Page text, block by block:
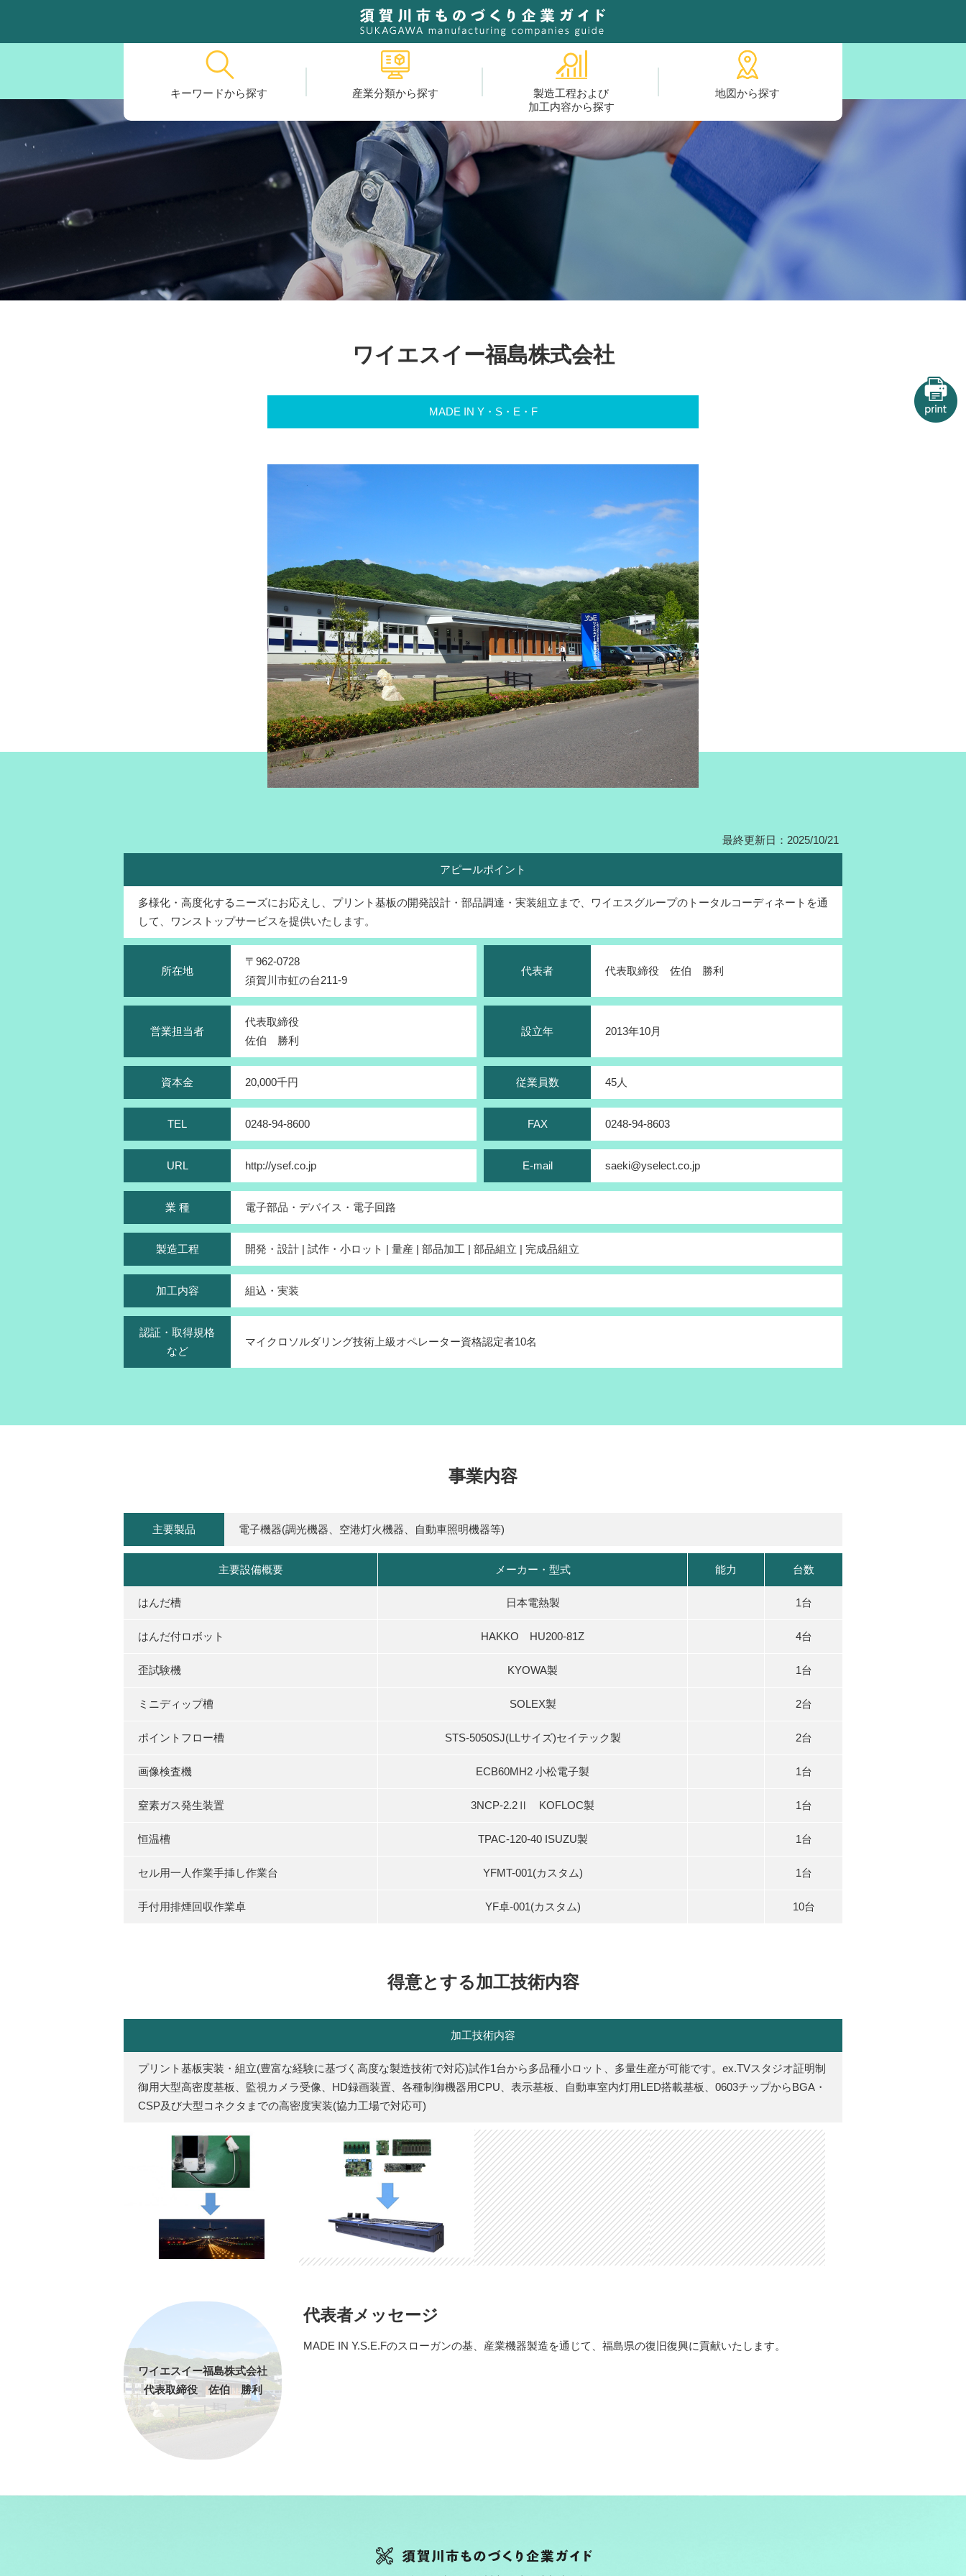
キーワードから探す 産業分類から探す
製造工程および
加工内容から探す
地図から探す
ワイエスイー福島株式会社
MADE IN Y・S・E・F
最終更新日：2025/10/21
アピールポイント
多様化・高度化するニーズにお応えし、プリント基板の開発設計・部品調達・実装組立まで、ワイエスグループのトータルコーディネートを通
して、ワンストップサービスを提供いたします。
所在地
〒962-0728
須賀川市虹の台211‐9
代表者 代表取締役 佐伯 勝利
営業担当者
代表取締役
佐伯 勝利
設立年 2013年10月
資本金 20,000千円 従業員数 45人
TEL 0248-94-8600 FAX 0248-94-8603
URL http://ysef.co.jp E-mail saeki@yselect.co.jp
業 種 電子部品・デバイス・電子回路
製造工程 開発・設計 | 試作・小ロット | 量産 | 部品加工 | 部品組立 | 完成品組立
加工内容 組込・実装
認証・取得規格
など
マイクロソルダリング技術上級オペレーター資格認定者10名
事業内容
主要製品 電子機器(調光機器、空港灯火機器、自動車照明機器等)
主要設備概要 メーカー・型式 能力 台数
はんだ槽 日本電熱製 1台
はんだ付ロボット HAKKO HU200‐81Z 4台
歪試験機 KYOWA製 1台
ミニディップ槽 SOLEX製 2台
ポイントフロー槽 STS-5050SJ(LLサイズ)セイテック製 2台
画像検査機 ECB60MH2 小松電子製 1台
窒素ガス発生装置 3NCP-2.2Ⅱ KOFLOC製 1台
恒温槽 TPAC-120-40 ISUZU製 1台
セル用一人作業手挿し作業台 YFMT-001(カスタム) 1台
手付用排煙回収作業卓 YF卓‐001(カスタム) 10台
得意とする加工技術内容
加工技術内容
プリント基板実装・組立(豊富な経験に基づく高度な製造技術で対応)試作1台から多品種小ロット、多量生産が可能です。ex.TVスタジオ証明制
御用大型高密度基板、監視カメラ受像、HD録画装置、各種制御機器用CPU、表示基板、自動車室内灯用LED搭載基板、0603チップからBGA・
CSP及び大型コネクタまでの高密度実装(協力工場で対応可)
ワイエスイー福島株式会社
代表取締役 佐伯 勝利
代表者メッセージ
MADE IN Y.S.E.Fのスローガンの基、産業機器製造を通じて、福島県の復旧復興に貢献いたします。